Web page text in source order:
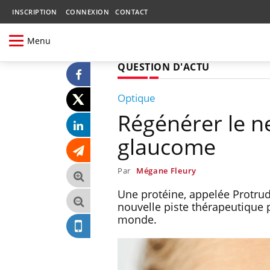
INSCRIPTION CONNEXION CONTACT
Menu
QUESTION D'ACTU
Optique
Régénérer le
glaucome
Par Mégane Fleury
Une protéine, appelée
nouvelle piste thérapeutique
monde.